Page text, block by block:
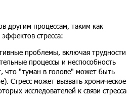
другим процессам, таким как
стресса:
проблемы, включая трудности
процессы и неспособность
что "туман в голове" может быть
Стресс может вызвать хроническое
исследователей к связи стресса